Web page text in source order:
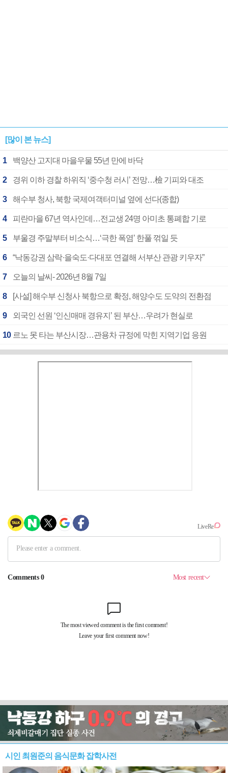
[많이 본 뉴스]
1 백양산 고지대 마을우물 55년 만에 바닥
2 경위 이하 경찰 하위직 ‘중수청 러시’ 전망…檢 기피와 대조
3 해수부 청사, 북항 국제여객터미널 옆에 선다(종합)
4 피란마을 67년 역사인데…전교생 24명 아미초 통폐합 기로
5 부울경 주말부터 비소식…‘극한 폭염’ 한풀 꺾일 듯
6 “낙동강권 삼락·을숙도·다대포 연결해 서부산 관광 키우자”
7 오늘의 날씨- 2026년 8월 7일
8 [사설] 해수부 신청사 북항으로 확정, 해양수도 도약의 전환점
9 외국인 선원 ‘인신매매 경유지’ 된 부산…우려가 현실로
10 르노 못 타는 부산시장…관용차 규정에 막힌 지역기업 응원
시인 최원준의 음식문화 잡학사전